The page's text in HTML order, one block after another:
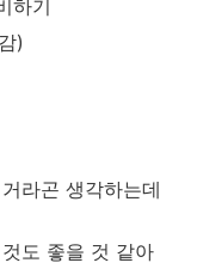
하기
)
라곤 생각하는데
도 좋을 것 같아